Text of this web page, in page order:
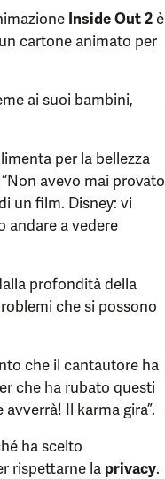
Inside Out 2è
cartone animato per
ai suoi bambini,
per la bellezza
avevo mai provato
un film. Disney: vi
andare a vedere
profondità della
che si possono
che il cantautore ha
che ha rubato questi
Il karma gira”.
ha scelto
rispettarne la privacy.